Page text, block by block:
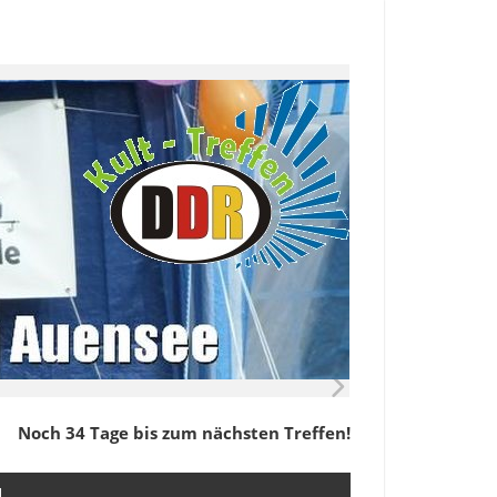
Noch 34 Tage bis zum nächsten Treffen!